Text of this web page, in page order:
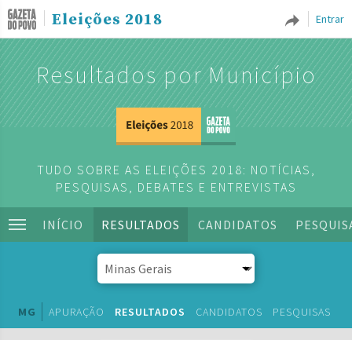
Entrar
Eleições 2018
Resultados por Município
TUDO SOBRE AS ELEIÇÕES 2018: NOTÍCIAS,
PESQUISAS, DEBATES E ENTREVISTAS
INÍCIO RESULTADOS CANDIDATOS
MG APURAÇÃO RESULTADOS CANDIDATOS PESQUISAS